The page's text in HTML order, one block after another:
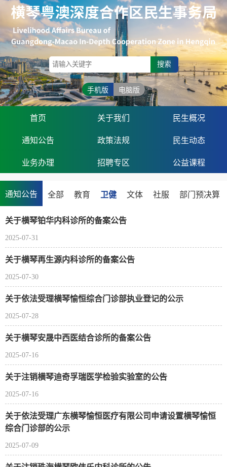
搜索
手机版 电脑版
首页 关于我们 民生概况
通知公告 政策法规 民生动态
业务办理 招聘专区 公益课程
通知公告 全部 教育 卫健 文体 社服 部门预决算
关于横琴铂华内科诊所的备案公告
2025-07-31
关于横琴再生源内科诊所的备案公告
2025-07-30
关于依法受理横琴愉恒综合门诊部执业登记的公示
2025-07-28
关于横琴安晟中西医结合诊所的备案公告
2025-07-16
关于注销横琴迪奇孚瑞医学检验实验室的公告
2025-07-16
关于依法受理广东横琴愉恒医疗有限公司申请设置横琴愉恒
综合门诊部的公示
2025-07-09